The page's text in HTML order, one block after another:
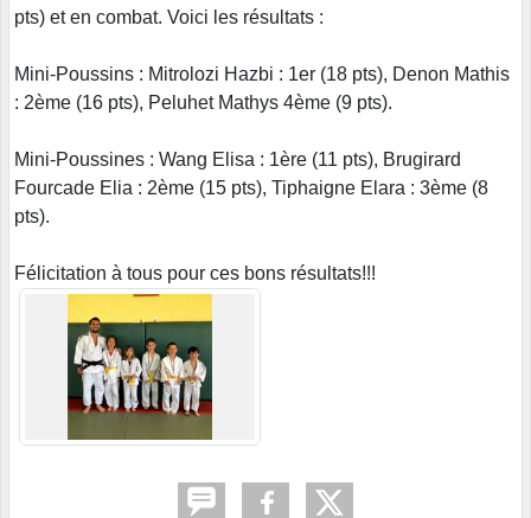
pts) et en combat. Voici les résultats :
Mini-Poussins : Mitrolozi Hazbi : 1er (18 pts), Denon Mathis
: 2ème (16 pts), Peluhet Mathys 4ème (9 pts).
Mini-Poussines : Wang Elisa : 1ère (11 pts), Brugirard
Fourcade Elia : 2ème (15 pts), Tiphaigne Elara : 3ème (8
pts).
Félicitation à tous pour ces bons résultats!!!